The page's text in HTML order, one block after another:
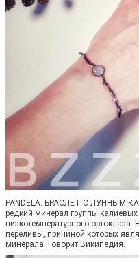
PANDELA. БРАСЛЕТ С ЛУННЫМ
редкий минерал группы
низкотемпературного
переливы, причиной которых
минерала. Говорит Википедия.